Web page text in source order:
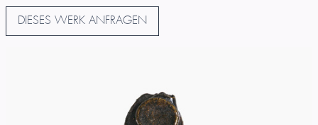
DIESES WERK ANFRAGEN